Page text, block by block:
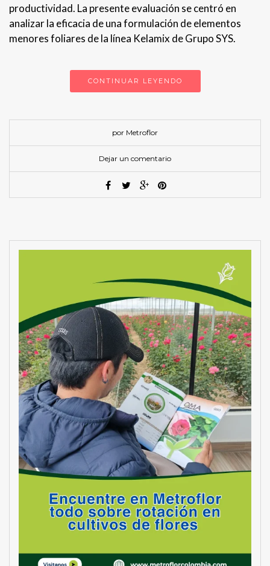
productividad. La presente evaluación se centró en
analizar la eficacia de una formulación de elementos
menores foliares de la línea Kelamix de Grupo SYS.
CONTINUAR LEYENDO
por Metroflor
Dejar un comentario